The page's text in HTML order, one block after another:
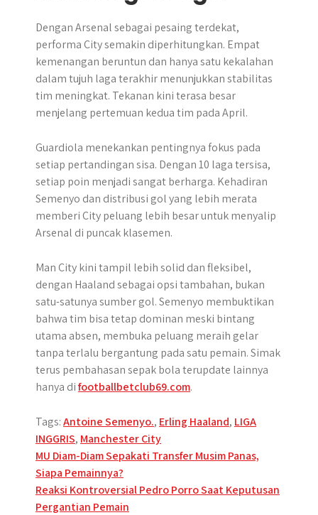
Dengan Arsenal sebagai pesaing terdekat,
performa City semakin diperhitungkan. Empat
kemenangan beruntun dan hanya satu kekalahan
dalam tujuh laga terakhir menunjukkan stabilitas
tim meningkat. Tekanan kini terasa besar
menjelang pertemuan kedua tim pada April.
Guardiola menekankan pentingnya fokus pada
setiap pertandingan sisa. Dengan 10 laga tersisa,
setiap poin menjadi sangat berharga. Kehadiran
Semenyo dan distribusi gol yang lebih merata
memberi City peluang lebih besar untuk menyalip
Arsenal di puncak klasemen.
Man City kini tampil lebih solid dan fleksibel,
dengan Haaland sebagai opsi tambahan, bukan
satu-satunya sumber gol. Semenyo membuktikan
bahwa tim bisa tetap dominan meski bintang
utama absen, membuka peluang meraih gelar
tanpa terlalu bergantung pada satu pemain. Simak
terus pembahasan sepak bola terupdate lainnya
hanya difootballbetclub69.com.
Tags:Antoine Semenyo., Erling Haaland, LIGA
INGGRIS, Manchester City
Post
navigation
MU Diam-Diam Sepakati Transfer Musim Panas,
Siapa Pemainnya?
Reaksi Kontroversial Pedro Porro Saat Keputusan
Pergantian Pemain